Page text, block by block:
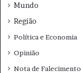
Mundo
Região
Política e Economia
Opinião
Nota de Falecimento